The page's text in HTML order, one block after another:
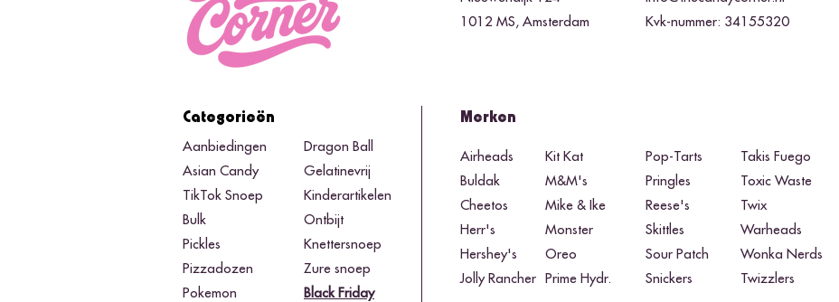
1012 MS, Amsterdam
Kvk-nummer: 34155320
Categorieën
Aanbiedingen
Asian Candy
TikTok Snoep
Bulk
Pickles
Pizzadozen
Pokemon
Dragon Ball
Gelatinevrij
Kinderartikelen
Ontbijt
Knettersnoep
Zure snoep
Black Friday​
Merken
Airheads
Buldak
Cheetos
Herr's
Hershey's
Jolly Rancher
Kit Kat
M&M's
Mike & Ike
Monster
Oreo
Prime Hydr.
Pop-Tarts
Pringles
Reese's
Skittles
Sour Patch
Snickers
Takis Fuego
Toxic Waste
Twix
Warheads
Wonka Nerds
Twizzlers